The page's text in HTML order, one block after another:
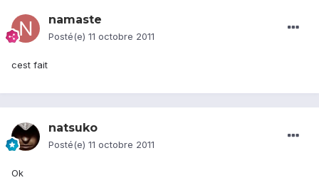
namaste
Posté(e) 11 octobre 2011
cest fait
natsuko
Posté(e) 11 octobre 2011
Ok